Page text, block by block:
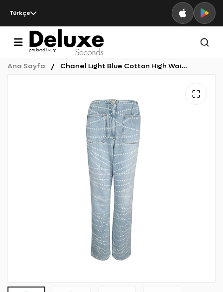
Türkçe
Ana Sayfa Chanel Light Blue Cotton High Waist Pearl Chain Straight 2025 Jeans 36